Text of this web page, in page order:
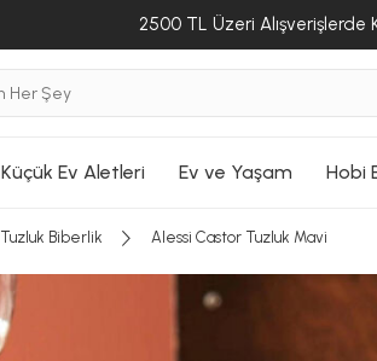
2500 TL Üzeri Alışverişlerde
Küçük Ev Aletleri Ev ve Yaşam Hobi
Tuzluk Biberlik Alessi Castor Tuzluk Mavi